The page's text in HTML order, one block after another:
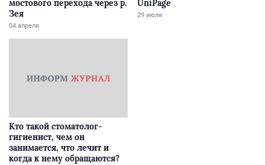
мостового перехода через р.
Зея
04 апреля
UniPage
29 июля
Кто такой стоматолог-
гигиенист, чем он
занимается, что лечит и
когда к нему обращаются?